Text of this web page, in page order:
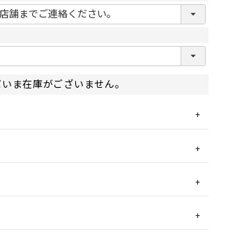
必
ま在庫がございません。